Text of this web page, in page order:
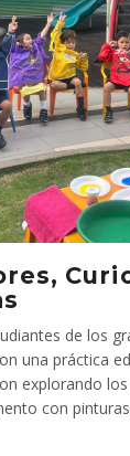
de los
una práctica
explorando
con